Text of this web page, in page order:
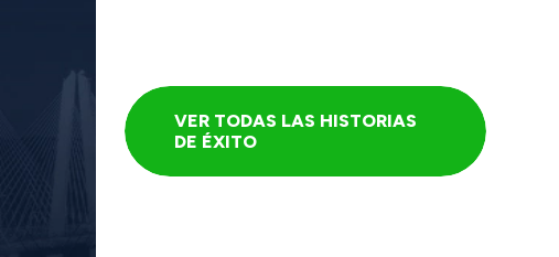
VER TODAS LAS HISTORIAS
DE ÉXITO